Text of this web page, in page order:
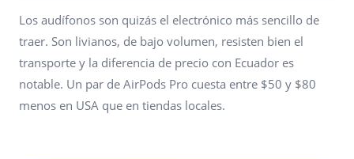
Los audífonos son quizás el electrónico más sencillo de
traer. Son livianos, de bajo volumen, resisten bien el
transporte y la diferencia de precio con Ecuador es
notable. Un par de AirPods Pro cuesta entre $50 y $80
menos en USA que en tiendas locales.